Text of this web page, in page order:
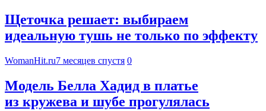
Щеточка решает: выбираем
идеальную тушь не только по эффекту
WomanHit.ru7 месяцев спустя 0
Модель Белла Хадид в платье
из кружева и шубе прогулялась